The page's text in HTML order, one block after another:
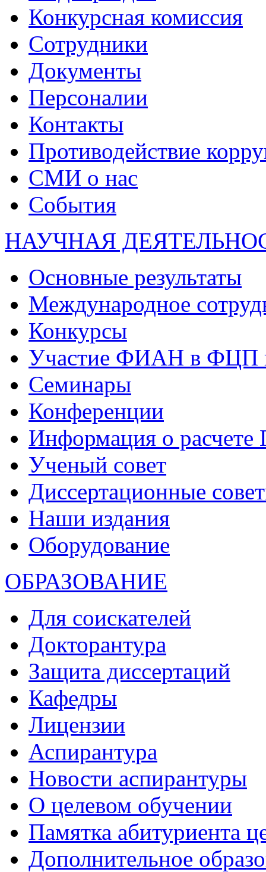
Конкурсная комиссия
Сотрудники
Документы
Персоналии
Контакты
Противодействие
СМИ о нас
События
НАУЧНАЯ
Основные результаты
Международное
Конкурсы
Участие ФИАН в ФЦП
Семинары
Конференции
Информация о
Ученый совет
Диссертационные
Наши издания
Оборудование
ОБРАЗОВАНИЕ
Для соискателей
Докторантура
Защита диссертаций
Кафедры
Лицензии
Аспирантура
Новости аспирантуры
О целевом обучении
Памятка абитуриента
Дополнительное